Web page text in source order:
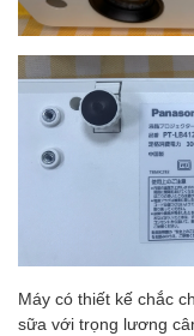
Máy có thiết kế chắc
sữa với trọng lương